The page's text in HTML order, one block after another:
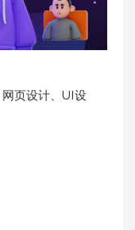
页设计、UI设